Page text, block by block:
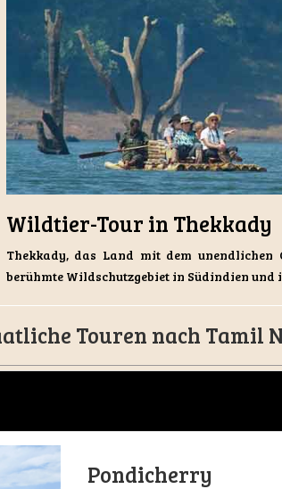
Wildtier-Tour in Thekkady
Thekkady, das Land mit dem unendlichen
berühmte Wildschutzgebiet in Südindien
Touren nach Tamil
Pondicherry